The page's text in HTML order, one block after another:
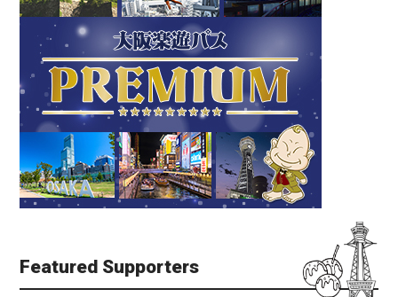
Featured Supporters